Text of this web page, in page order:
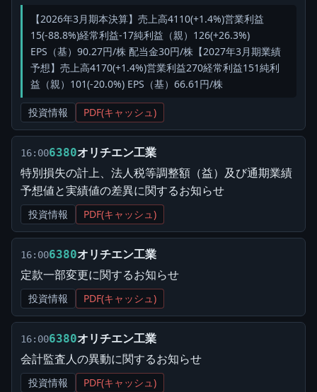
【2026年3月期本決算】売上高4110(+1.4%)営業利益
15(-88.8%)経常利益-17純利益（親）126(+26.3%)
EPS（基）90.27円/株 配当金30円/株【2027年3月期業績
予想】売上高4170(+1.4%)営業利益270経常利益151純利
益（親）101(-20.0%) EPS（基）66.61円/株
投資情報 PDF(キャッシュ)
16:006380オリチエン工業
特別損失の計上、法人税等調整額（益）及び通期業績
予想値と実績値の差異に関するお知らせ
投資情報 PDF(キャッシュ)
16:006380オリチエン工業
定款一部変更に関するお知らせ
投資情報 PDF(キャッシュ)
16:006380オリチエン工業
会計監査人の異動に関するお知らせ
投資情報 PDF(キャッシュ)